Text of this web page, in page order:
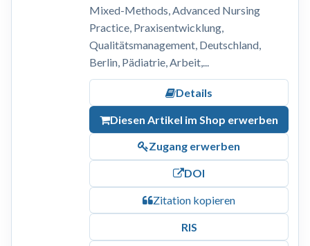
Mixed-Methods, Advanced Nursing
Practice, Praxisentwicklung,
Qualitätsmanagement, Deutschland,
Berlin, Pädiatrie, Arbeit,...
Details
Diesen Artikel im Shop erwerben
Zugang erwerben
DOI
Zitation kopieren
RIS